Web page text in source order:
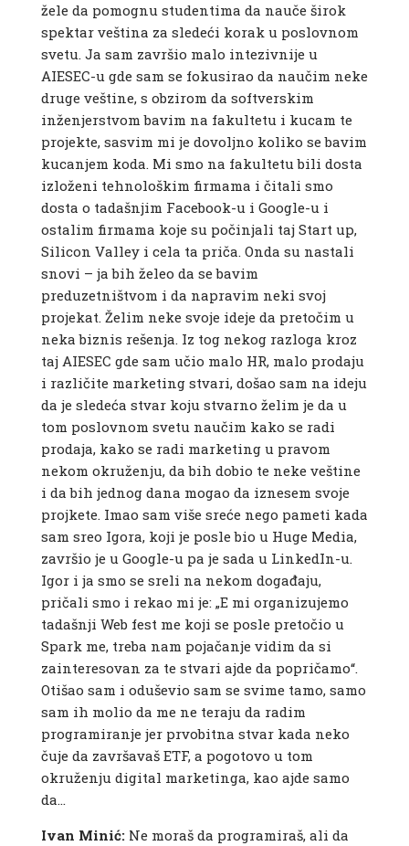
žele da pomognu studentima da nauče širok
spektar veština za sledeći korak u poslovnom
svetu. Ja sam završio malo intezivnije u
AIESEC-u gde sam se fokusirao da naučim neke
druge veštine, s obzirom da softverskim
inženjerstvom bavim na fakultetu i kucam te
projekte, sasvim mi je dovoljno koliko se bavim
kucanjem koda. Mi smo na fakultetu bili dosta
izloženi tehnološkim firmama i čitali smo
dosta o tadašnjim Facebook-u i Google-u i
ostalim firmama koje su počinjali taj Start up,
Silicon Valley i cela ta priča. Onda su nastali
snovi – ja bih želeo da se bavim
preduzetništvom i da napravim neki svoj
projekat. Želim neke svoje ideje da pretočim u
neka biznis rešenja. Iz tog nekog razloga kroz
taj AIESEC gde sam učio malo HR, malo prodaju
i različite marketing stvari, došao sam na ideju
da je sledeća stvar koju stvarno želim je da u
tom poslovnom svetu naučim kako se radi
prodaja, kako se radi marketing u pravom
nekom okruženju, da bih dobio te neke veštine
i da bih jednog dana mogao da iznesem svoje
projkete. Imao sam više sreće nego pameti kada
sam sreo Igora, koji je posle bio u Huge Media,
završio je u Google-u pa je sada u LinkedIn-u.
Igor i ja smo se sreli na nekom događaju,
pričali smo i rekao mi je: „E mi organizujemo
tadašnji Web fest me koji se posle pretočio u
Spark me, treba nam pojačanje vidim da si
zainteresovan za te stvari ajde da popričamo“.
Otišao sam i oduševio sam se svime tamo, samo
sam ih molio da me ne teraju da radim
programiranje jer prvobitna stvar kada neko
čuje da završavaš ETF, a pogotovo u tom
okruženju digital marketinga, kao ajde samo
da…
Ivan Minić: Ne moraš da programiraš, ali da